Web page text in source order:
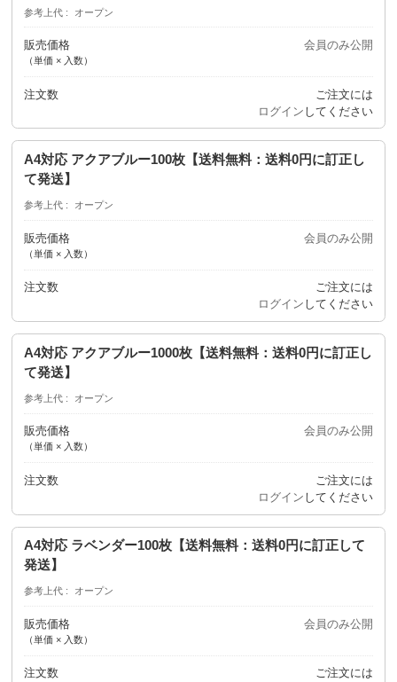
参考上代 オープン
販売価格
（単価 × 入数）
会員のみ公開
注文数
ご注文には
ログイン してください
A4対応 アクアブルー100枚【送料無料：送料0円に訂正し
て発送】
参考上代 オープン
販売価格
（単価 × 入数）
会員のみ公開
注文数
ご注文には
ログイン してください
A4対応 アクアブルー1000枚【送料無料：送料0円に訂正し
て発送】
参考上代 オープン
販売価格
（単価 × 入数）
会員のみ公開
注文数
ご注文には
ログイン してください
A4対応 ラベンダー100枚【送料無料：送料0円に訂正して
発送】
参考上代 オープン
販売価格
（単価 × 入数）
会員のみ公開
注文数
ご注文には